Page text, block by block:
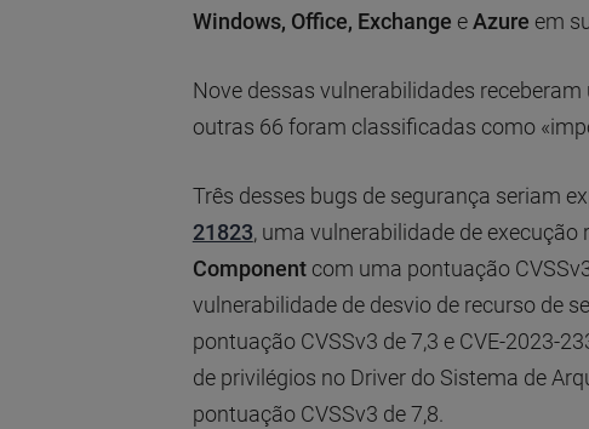
Windows, Office, Exchange eAzure em
Nove dessas vulnerabilidades
outras 66 foram classificadas como
Três desses bugs de segurança seriam
21823, uma vulnerabilidade de execução
Componentcom uma pontuação
vulnerabilidade de desvio de recurso de
pontuação CVSSv3 de 7,3 e CVE-2023-
de privilégios no Driver do Sistema de
pontuação CVSSv3 de 7,8.